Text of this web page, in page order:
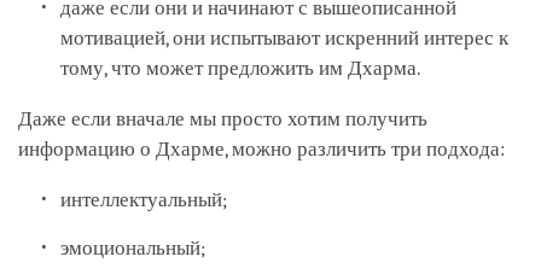
даже если они и начинают с вышеописанной
мотивацией, они испытывают искренний интерес к
тому, что может предложить им Дхарма.
Даже если вначале мы просто хотим получить
информацию о Дхарме, можно различить три подхода:
интеллектуальный;
эмоциональный;